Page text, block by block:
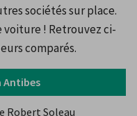
sociétés sur place.
voiture ! Retrouvez ci-
comparés.
Antibes
Robert Soleau